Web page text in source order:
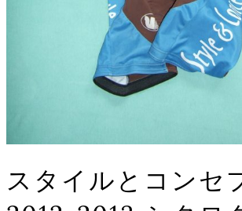
スタイルとコンセ